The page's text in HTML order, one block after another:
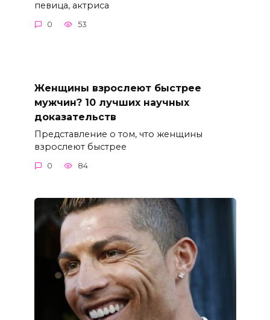
певица, актриса
0 53
Женщины взрослеют быстрее
мужчин? 10 лучших научных
доказательств
Представление о том, что женщины
взрослеют быстрее
0 84